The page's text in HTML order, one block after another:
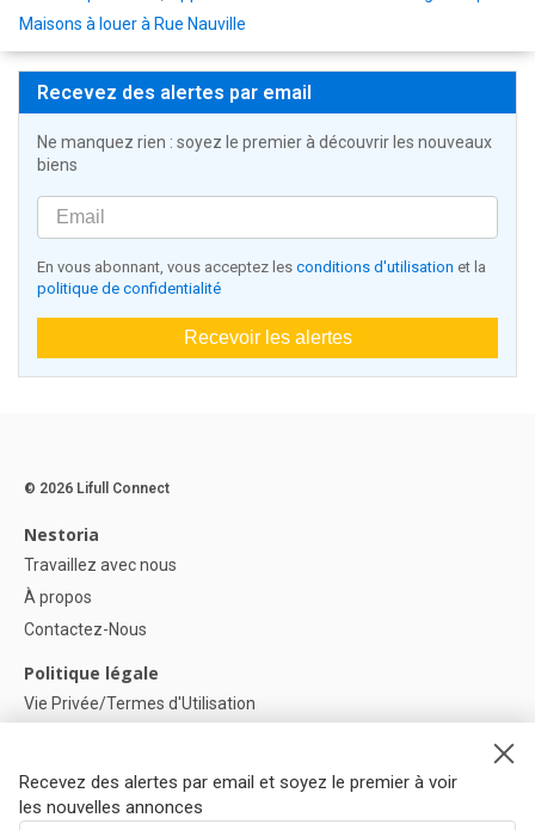
Maisons à louer à Rue Nauville
Recevez des alertes par email
Ne manquez rien : soyez le premier à découvrir les nouveaux
biens
En vous abonnant, vous acceptez les conditions d'utilisation et la
politique de confidentialité
Recevoir les alertes
Recevez des alertes par email et soyez le premier à voir
les nouvelles annonces
© 2026 Lifull Connect
Nestoria
Travaillez avec nous
À propos
Contactez-Nous
Politique légale
Vie Privée/Termes d'Utilisation
Paramètres des cookies